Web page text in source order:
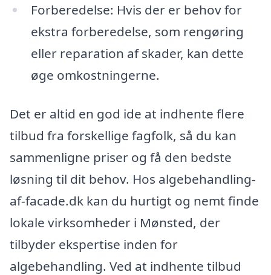
Forberedelse: Hvis der er behov for
ekstra forberedelse, som rengøring
eller reparation af skader, kan dette
øge omkostningerne.
Det er altid en god ide at indhente flere
tilbud fra forskellige fagfolk, så du kan
sammenligne priser og få den bedste
løsning til dit behov. Hos algebehandling-
af-facade.dk kan du hurtigt og nemt finde
lokale virksomheder i Mønsted, der
tilbyder ekspertise inden for
algebehandling. Ved at indhente tilbud